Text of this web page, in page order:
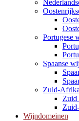
Portugese
Spaanse
Zuid-
Zuid
Wijndomeinen